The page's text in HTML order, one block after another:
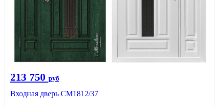
213 750 руб
Входная дверь СМ1812/37